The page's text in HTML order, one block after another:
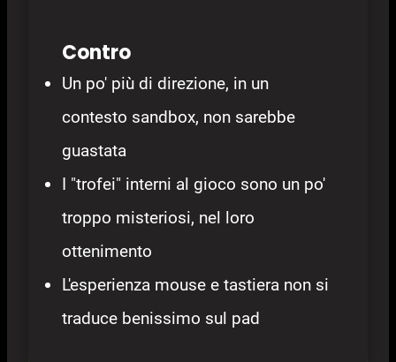
Contro
Un po' più di direzione, in un
contesto sandbox, non sarebbe
guastata
I "trofei" interni al gioco sono un po'
troppo misteriosi, nel loro
ottenimento
L'esperienza mouse e tastiera non si
traduce benissimo sul pad